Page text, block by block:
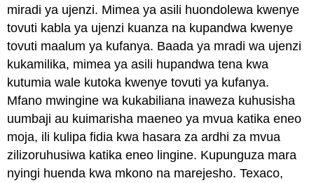
miradi ya ujenzi. Mimea ya asili huondolewa kwenye
tovuti kabla ya ujenzi kuanza na kupandwa kwenye
tovuti maalum ya kufanya. Baada ya mradi wa ujenzi
kukamilika, mimea ya asili hupandwa tena kwa
kutumia wale kutoka kwenye tovuti ya kufanya.
Mfano mwingine wa kukabiliana inaweza kuhusisha
uumbaji au kuimarisha maeneo ya mvua katika eneo
moja, ili kulipa fidia kwa hasara za ardhi za mvua
zilizoruhusiwa katika eneo lingine. Kupunguza mara
nyingi huenda kwa mkono na marejesho. Texaco,